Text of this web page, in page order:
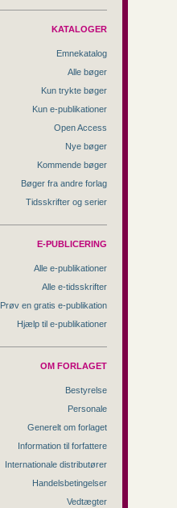
KATALOGER
Emnekatalog
Alle bøger
Kun trykte bøger
Kun e-publikationer
Open Access
Nye bøger
Kommende bøger
Bøger fra andre forlag
Tidsskrifter og serier
E-PUBLICERING
Alle e-publikationer
Alle e-tidsskrifter
Prøv en gratis e-publikation
Hjælp til e-publikationer
OM FORLAGET
Bestyrelse
Personale
Generelt om forlaget
Information til forfattere
Internationale distributører
Handelsbetingelser
Vedtægter